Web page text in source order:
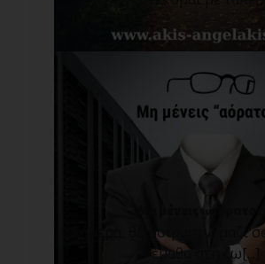
Μη μένεις
Σήμερα, θα μοιραστώ μαζί
έμαθα στη ζω[...]